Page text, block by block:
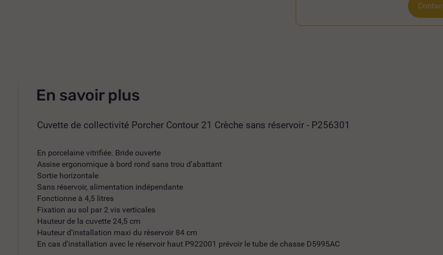
En savoir plus
Cuvette de collectivité Porcher Contour 21 Crèche sans réservoir - P256301
En porcelaine vitrifiée. Bride ouverte
Assise ergonomique à bord rond sans trou d'abattant
Sortie horizontale
Sans réservoir, alimentation indépendante
Fonctionne à 4,5 litres
Fixation au sol par 2 vis verticales
Hauteur de la cuvette 24,5 cm
Hauteur d'installation maxi du réservoir 84 cm
En cas d'installation avec le réservoir haut P922001 prévoir le tube de chasse D5995AC